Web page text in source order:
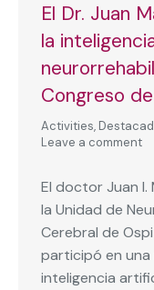
El Dr. Juan
la
Congreso
Activities,
Leave a comment
El doctor Juan
la Unidad de
Cerebral de
participó en
inteligencia